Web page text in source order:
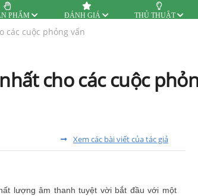
PHẨM ĐÁNH GIÁ THỦ THUẬT
các cuộc phỏng vấn
cho các cuộc
Xem các bài viết của tác giả
lượng âm thanh tuyệt vời bắt đầu với một